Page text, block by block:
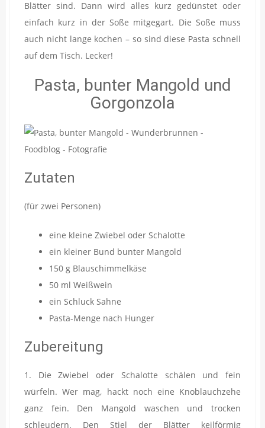
Blätter sind. Dann wird alles kurz gedünstet oder
einfach kurz in der Soße mitgegart. Die Soße muss
auch nicht lange kochen – so sind diese Pasta schnell
auf dem Tisch. Lecker!
Pasta, bunter Mangold und
Gorgonzola
Zutaten
(für zwei Personen)
eine kleine Zwiebel oder Schalotte
ein kleiner Bund bunter Mangold
150 g Blauschimmelkäse
50 ml Weißwein
ein Schluck Sahne
Pasta-Menge nach Hunger
Zubereitung
1. Die Zwiebel oder Schalotte schälen und fein
würfeln. Wer mag, hackt noch eine Knoblauchzehe
ganz fein. Den Mangold waschen und trocken
schleudern. Den Stiel der Blätter keilförmig